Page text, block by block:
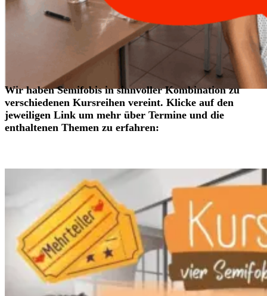
Wir haben Semifobis in sinnvoller Kombination zu
verschiedenen Kursreihen vereint. Klicke auf den
jeweiligen Link um mehr über Termine und die
enthaltenen Themen zu erfahren: